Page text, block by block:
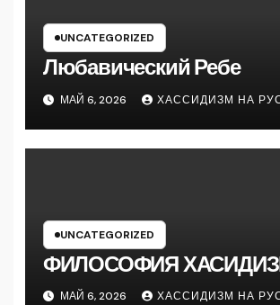
UNCATEGORIZED
Любавический Ребе
МАЙ 6, 2026 ХАССИДИЗМ НА
UNCATEGORIZED
ФИЛОСОФИЯ
МАЙ 6, 2026 ХАССИДИЗМ НА